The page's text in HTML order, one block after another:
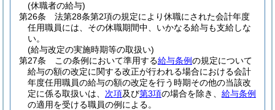
(休職者の給与)
第26条
法第28条第2項の規定により休職にされた会計年度
任用職員には、その休職期間中、いかなる給与も支給しな
い。
(給与改定の実施時期等の取扱い)
第27条
この条例において準用する給与条例の規定について
給与の額の改定に関する改正が行われる場合における会計
年度任用職員の給与の額の改定を行う時期その他の当該改
定に係る取扱いは、 次項及び第3項の場合を除き、 給与条例
の適用を受ける職員の例による。